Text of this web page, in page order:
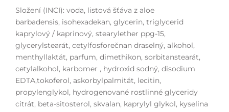
Složení (INCI): voda, listová šťáva z aloe
barbadensis, isohexadekan, glycerin, triglycerid
kaprylový / kaprinový, stearylether ppg-15,
glycerylstearát, cetylfosforečnan draselný, alkohol,
menthyllaktát, parfum, dimethikon, sorbitanstearát,
cetylalkohol, karbomer , hydroxid sodný, disodium
EDTA,tokoferol, askorbylpalmitát, lecitin,
propylenglykol, hydrogenované rostlinné glyceridy
citrát, beta-sitosterol, skvalan, kaprylyl glykol, kyselina